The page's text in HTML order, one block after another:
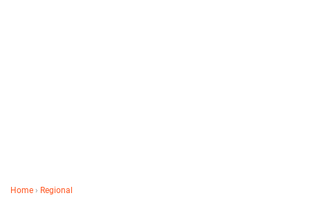
Home › Regional